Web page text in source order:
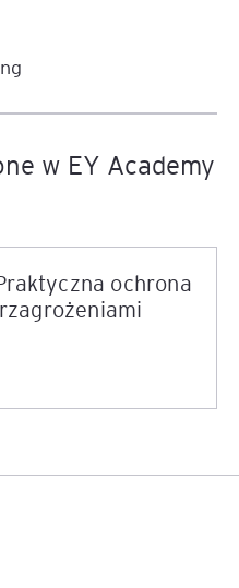
w EY Academy
ochrona